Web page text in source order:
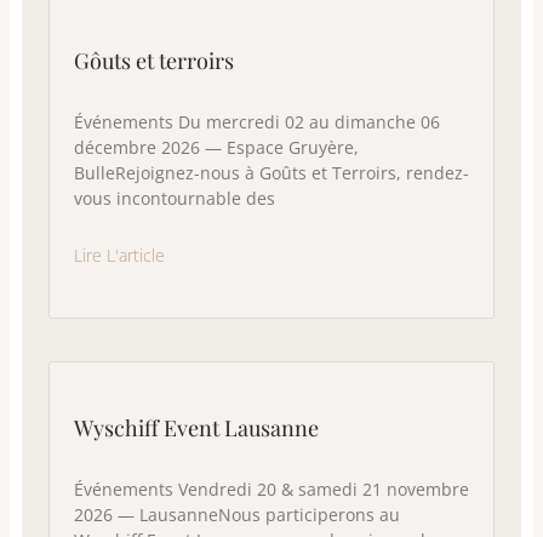
Gôuts et terroirs
Événements Du mercredi 02 au dimanche 06
décembre 2026 — Espace Gruyère,
BulleRejoignez-nous à Goûts et Terroirs, rendez-
vous incontournable des
Lire L'article
Wyschiff Event Lausanne
Événements Vendredi 20 & samedi 21 novembre
2026 — LausanneNous participerons au